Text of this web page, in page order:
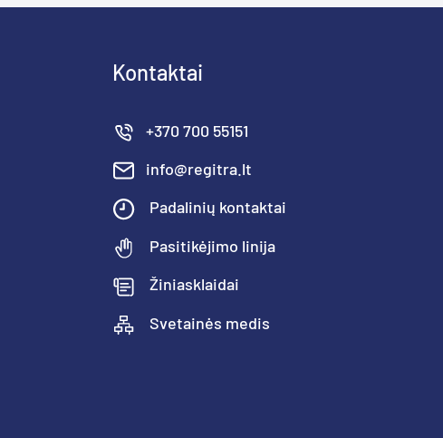
Kontaktai
+370 700 55151
info@regitra.lt
Padalinių kontaktai
Pasitikėjimo linija
Žiniasklaidai
Svetainės medis